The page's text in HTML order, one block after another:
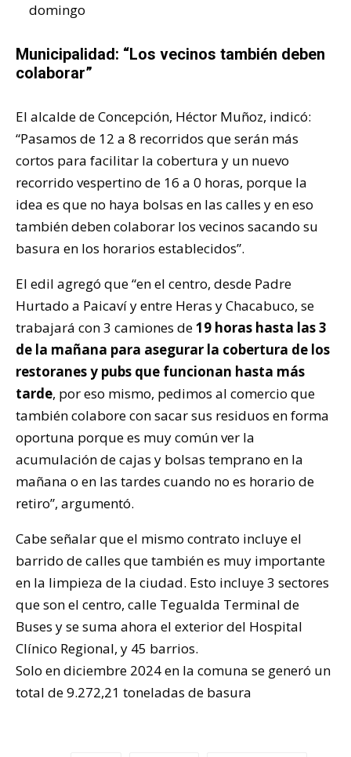
domingo
Municipalidad: “Los vecinos también deben
colaborar”
El alcalde de Concepción, Héctor Muñoz, indicó:
“Pasamos de 12 a 8 recorridos que serán más
cortos para facilitar la cobertura y un nuevo
recorrido vespertino de 16 a 0 horas, porque la
idea es que no haya bolsas en las calles y en eso
también deben colaborar los vecinos sacando su
basura en los horarios establecidos”.
El edil agregó que “en el centro, desde Padre
Hurtado a Paicaví y entre Heras y Chacabuco, se
trabajará con 3 camiones de19 horas hasta las 3
de la mañana para asegurar la cobertura de los
restoranes y pubs que funcionan hasta más
tarde, por eso mismo, pedimos al comercio que
también colabore con sacar sus residuos en forma
oportuna porque es muy común ver la
acumulación de cajas y bolsas temprano en la
mañana o en las tardes cuando no es horario de
retiro”, argumentó.
Cabe señalar que el mismo contrato incluye el
barrido de calles que también es muy importante
en la limpieza de la ciudad. Esto incluye 3 sectores
que son el centro, calle Tegualda Terminal de
Buses y se suma ahora el exterior del Hospital
Clínico Regional, y 45 barrios.
Solo en diciembre 2024 en la comuna se generó un
total de 9.272,21 toneladas de basura